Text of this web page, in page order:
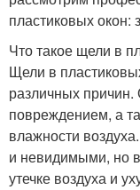
пластиковых окон:
Что такое щели в
Щели в
различных
повреждением, а
влажности
и невидимыми, но
утечке воздуха и